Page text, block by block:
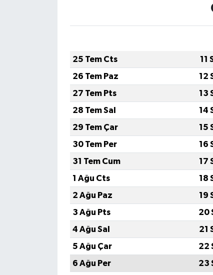
25 Tem Cts
11
26 Tem Paz
12
27 Tem Pts
13
28 Tem Sal
14
29 Tem Çar
15
30 Tem Per
16
31 Tem Cum
17
1 Ağu Cts
18
2 Ağu Paz
19
3 Ağu Pts
20
4 Ağu Sal
21
5 Ağu Çar
22
6 Ağu Per
23